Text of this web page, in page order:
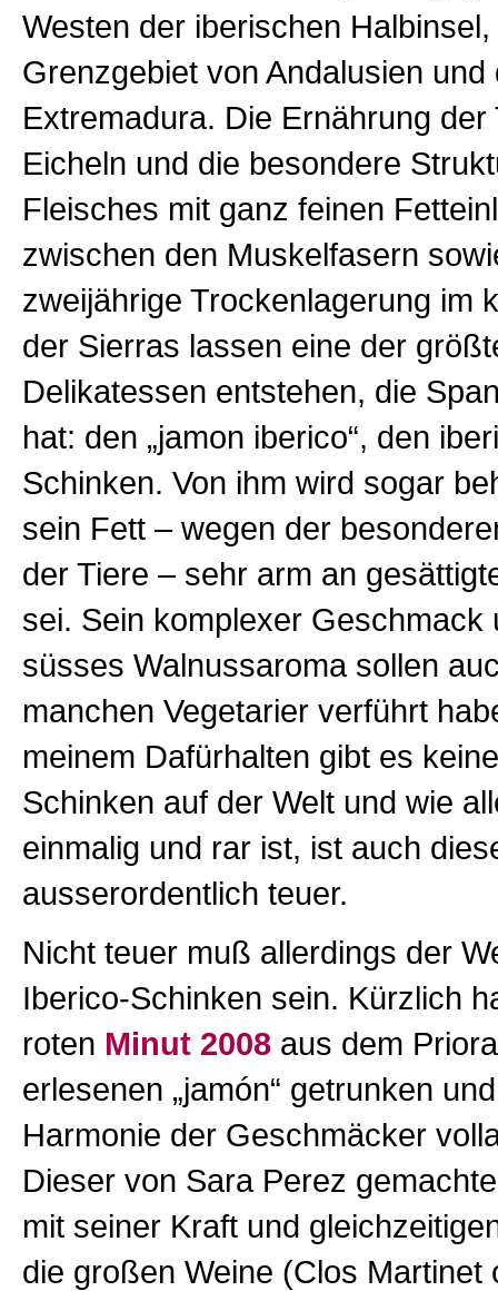
Westen der iberischen Halbinsel,
Grenzgebiet von Andalusien und
Extremadura. Die Ernährung der
Eicheln und die besondere
Fleisches mit ganz feinen
zwischen den Muskelfasern
zweijährige Trockenlagerung im
der Sierras lassen eine der
Delikatessen entstehen, die
hat: den „jamon iberico“, den
Schinken. Von ihm wird sogar
sein Fett – wegen der
der Tiere – sehr arm an
sei. Sein komplexer Geschmack
süsses Walnussaroma sollen
manchen Vegetarier verführt
meinem Dafürhalten gibt es
Schinken auf der Welt und wie
einmalig und rar ist, ist auch
ausserordentlich teuer.
Nicht teuer muß allerdings der
Iberico-Schinken sein. Kürzlich
roten Minut 2008aus dem
erlesenen „jamón“ getrunken
Harmonie der Geschmäcker
Dieser von Sara Perez
mit seiner Kraft und
die großen Weine (Clos Martinet